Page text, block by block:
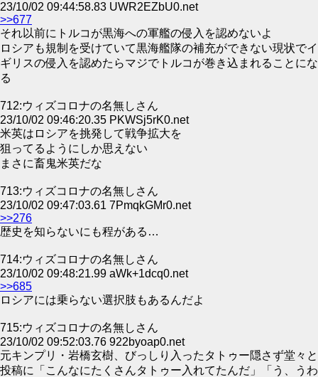
23/10/02 09:44:58.83 UWR2EZbU0.net
>>677
それ以前にトルコが黒海への軍艦の侵入を認めないよ
ロシアも規制を受けていて黒海艦隊の補充ができない現状でイ
ギリスの侵入を認めたらマジでトルコが巻き込まれることにな
る
712:ウィズコロナの名無しさん
23/10/02 09:46:20.35 PKWSj5rK0.net
米英はロシアを挑発して戦争拡大を
狙ってるようにしか思えない
まさに畜鬼米英だな
713:ウィズコロナの名無しさん
23/10/02 09:47:03.61 7PmqkGMr0.net
>>276
歴史を知らないにも程がある…
714:ウィズコロナの名無しさん
23/10/02 09:48:21.99 aWk+1dcq0.net
>>685
ロシアには乗らない選択肢もあるんだよ
715:ウィズコロナの名無しさん
23/10/02 09:52:03.76 922byoap0.net
元キンプリ・岩橋玄樹、びっしり入ったタトゥー隠さず堂々と
投稿に「こんなにたくさんタトゥー入れてたんだ」「う、うわ